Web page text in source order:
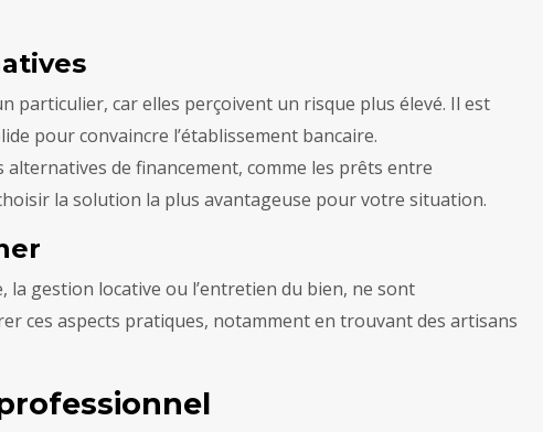
particulier, car elles perçoivent un risque plus élevé. Il est
pour convaincre l’établissement bancaire.
de financement, comme les prêts entre
la solution la plus avantageuse pour votre situation.
la gestion locative ou l’entretien du bien, ne sont
ces aspects pratiques, notamment en trouvant des artisans